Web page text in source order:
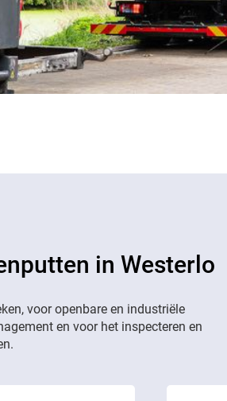
in Westerlo
voor openbare en industriële
en voor het inspecteren en